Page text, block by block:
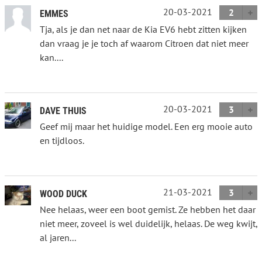
EMMES 20-03-2021
2
Tja, als je dan net naar de Kia EV6 hebt zitten kijken
dan vraag je je toch af waarom Citroen dat niet meer
kan....
DAVE THUIS 20-03-2021
3
Geef mij maar het huidige model. Een erg mooie auto
en tijdloos.
WOOD DUCK 21-03-2021
3
Nee helaas, weer een boot gemist. Ze hebben het daar
niet meer, zoveel is wel duidelijk, helaas. De weg kwijt,
al jaren...